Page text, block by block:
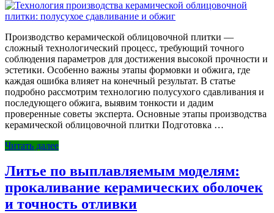
Производство керамической облицовочной плитки —
сложный технологический процесс, требующий точного
соблюдения параметров для достижения высокой прочности и
эстетики. Особенно важны этапы формовки и обжига, где
каждая ошибка влияет на конечный результат. В статье
подробно рассмотрим технологию полусухого сдавливания и
последующего обжига, выявим тонкости и дадим
проверенные советы эксперта. Основные этапы производства
керамической облицовочной плитки Подготовка …
Читать далее
Литье по выплавляемым моделям:
прокаливание керамических оболочек
и точность отливки